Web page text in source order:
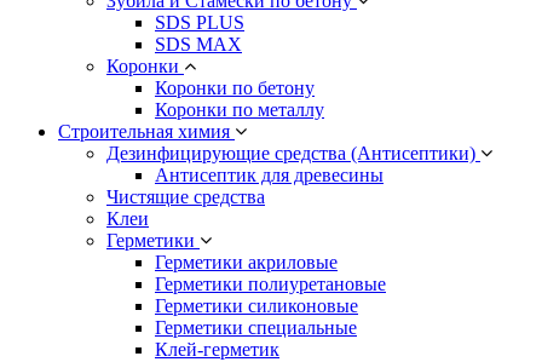
SDS PLUS
SDS MAX
Коронки
Коронки по бетону
Коронки по металлу
Строительная химия
Дезинфицирующие средства (Антисептики)
Антисептик для древесины
Чистящие средства
Клеи
Герметики
Герметики акриловые
Герметики полиуретановые
Герметики силиконовые
Герметики специальные
Клей-герметик